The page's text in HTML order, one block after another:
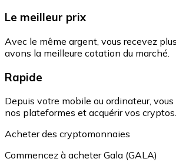
Le meilleur prix
Avec le même argent, vous recevez
avons la meilleure cotation du marché.
Rapide
Depuis votre mobile ou ordinateur,
nos plateformes et acquérir vos cryptos.
Acheter des cryptomonnaies
Commencez à acheter Gala (GALA)